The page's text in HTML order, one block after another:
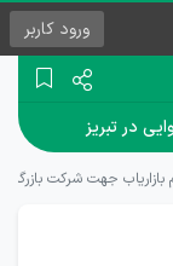
ورود کاربر
در تبریز
بازاریاب جهت شرکت